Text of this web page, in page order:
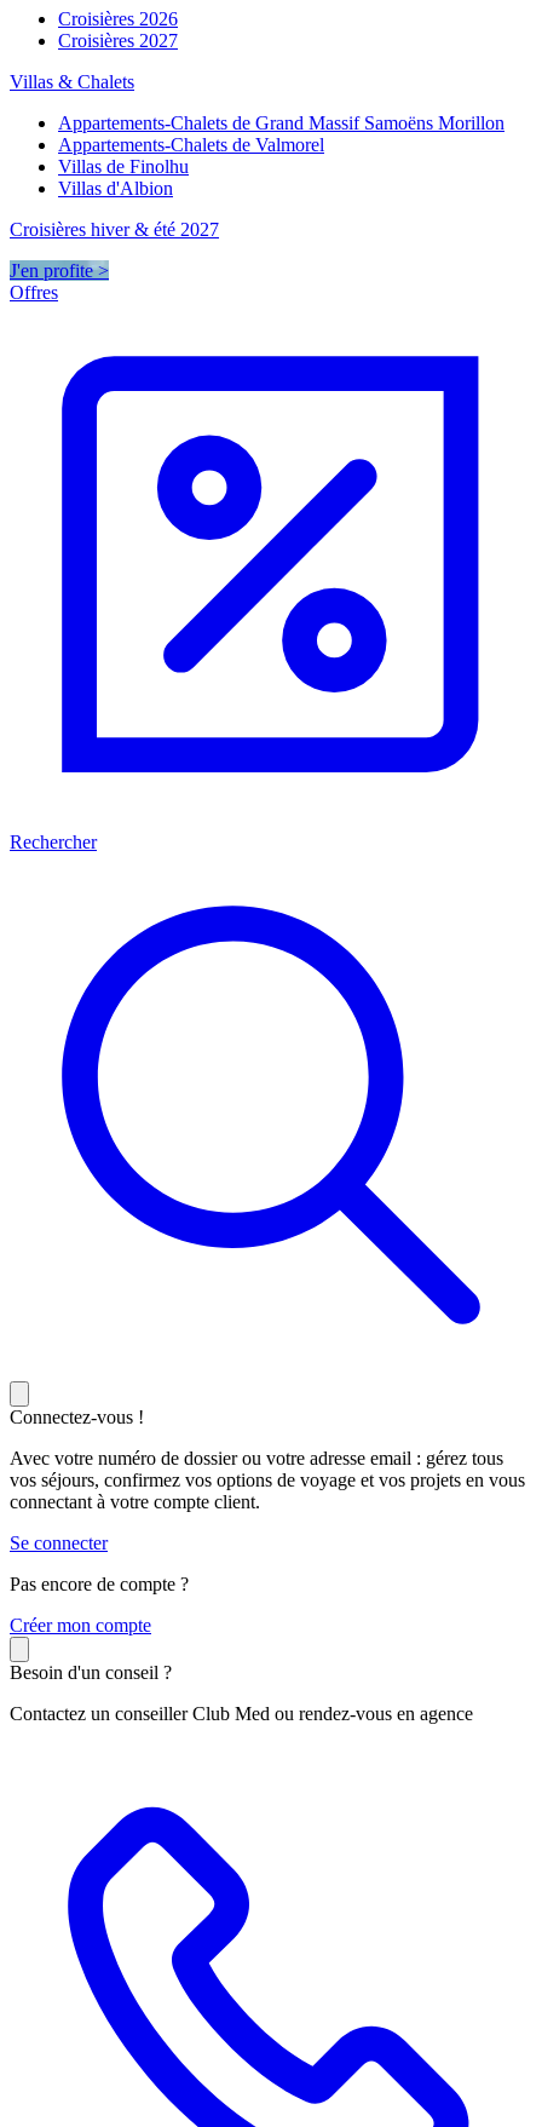
Croisières 2026
Croisières 2027
Villas & Chalets
Appartements-Chalets de Grand Massif Samoëns Morillon
Appartements-Chalets de Valmorel
Villas de Finolhu
Villas d'Albion
Croisières hiver & été 2027
J'en profite >
Offres
Rechercher
Connectez-vous !
Avec votre numéro de dossier ou votre adresse email : gérez tous
vos séjours, confirmez vos options de voyage et vos projets en vous
connectant à votre compte client.
Se connecter
Pas encore de compte ?
Créer mon compte
Besoin d'un conseil ?
Contactez un conseiller Club Med ou rendez-vous en agence